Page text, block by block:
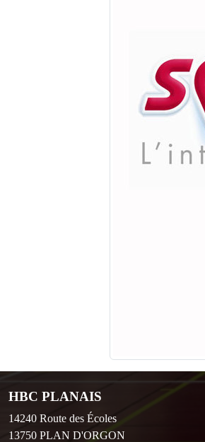
HBC PLANAIS
14240 Route des Écoles
13750 PLAN D'ORGON